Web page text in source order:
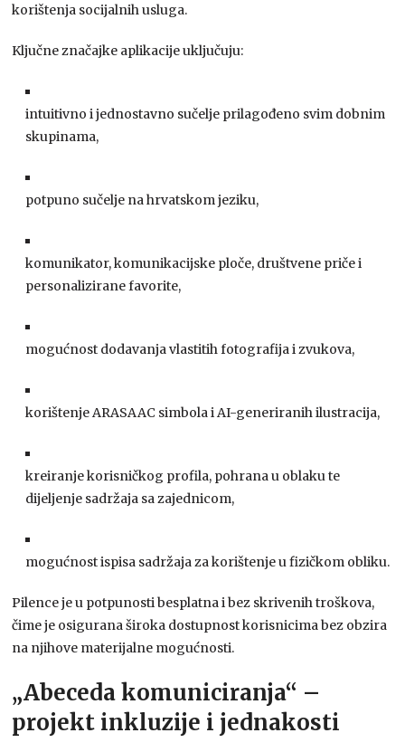
korištenja socijalnih usluga.
Ključne značajke aplikacije uključuju:
intuitivno i jednostavno sučelje prilagođeno svim dobnim
skupinama,
potpuno sučelje na hrvatskom jeziku,
komunikator, komunikacijske ploče, društvene priče i
personalizirane favorite,
mogućnost dodavanja vlastitih fotografija i zvukova,
korištenje ARASAAC simbola i AI-generiranih ilustracija,
kreiranje korisničkog profila, pohrana u oblaku te
dijeljenje sadržaja sa zajednicom,
mogućnost ispisa sadržaja za korištenje u fizičkom obliku.
Pilence je u potpunosti besplatna i bez skrivenih troškova,
čime je osigurana široka dostupnost korisnicima bez obzira
na njihove materijalne mogućnosti.
„Abeceda komuniciranja“ –
projekt inkluzije i jednakosti